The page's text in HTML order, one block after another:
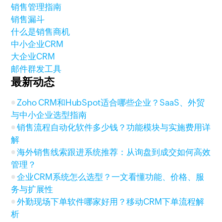
销售管理指南
销售漏斗
什么是销售商机
中小企业CRM
大企业CRM
邮件群发工具
最新动态
Zoho CRM和HubSpot适合哪些企业？SaaS、外贸
与中小企业选型指南
销售流程自动化软件多少钱？功能模块与实施费用详
解
海外销售线索跟进系统推荐：从询盘到成交如何高效
管理？
企业CRM系统怎么选型？一文看懂功能、价格、服
务与扩展性
外勤现场下单软件哪家好用？移动CRM下单流程解
析